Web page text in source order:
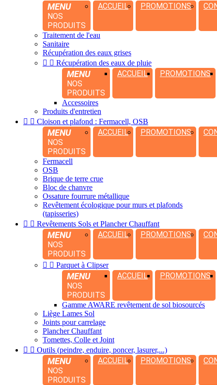
MENU
NOS
PRODUITS
ACCUEIL PROMOTIONS
Traitement de l'eau
Sanitaire
Récupération des eaux grises
  Récupération des eaux de pluie
MENU
NOS
PRODUITS
ACCUEIL PROMOTIONS
Accessoires
Produits d'entretien
  Cloison et plafond : Fermacell, OSB
MENU
NOS
PRODUITS
ACCUEIL PROMOTIONS
Fermacell
OSB
Brique de terre crue
Bloc de chanvre
Ossature fourrure métallique
Revêtement écologique pour murs et plafonds
(tapisseries)
  Revêtements Sols et Plancher Chauffant
MENU
NOS
PRODUITS
ACCUEIL PROMOTIONS
  Parquet à Clipser
MENU
NOS
PRODUITS
ACCUEIL PROMOTIONS
Gamme AWARE revêtement de sol biosourcés
Liège Lames Sol
Joints pour carrelage
Plancher Chauffant
Tomettes, Colle et Joint
  Outils (peindre, enduire, poncer, lasurer,...)
MENU
NOS
PRODUITS
ACCUEIL PROMOTIONS